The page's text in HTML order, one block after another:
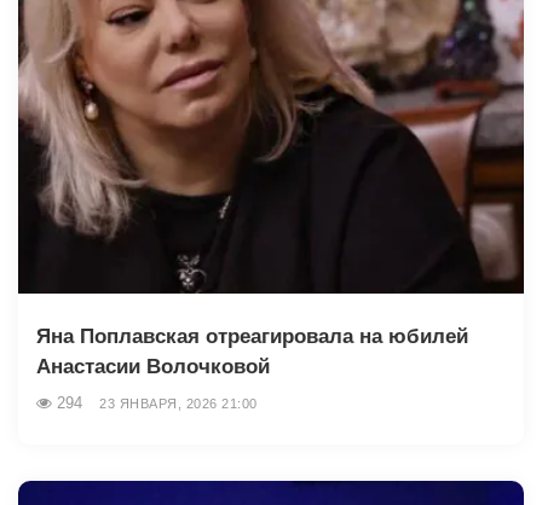
Яна Поплавская отреагировала на юбилей
Анастасии Волочковой
294 23 ЯНВАРЯ, 2026 21:00